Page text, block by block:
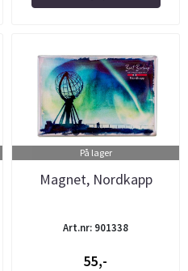
På lager
Magnet, Nordkapp
Art.nr: 901338
55,-